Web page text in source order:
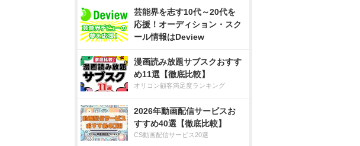
芸能界を志す10代～20代を
応援！オーディション・スク
ール情報はDeview
漫画読み放題サブスクおすす
め11選【徹底比較】
オリコン顧客満足度ランキング
2026年動画配信サービスお
すすめ40選【徹底比較】
CS動画配信サービス20選